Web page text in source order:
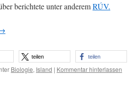
berichtete unter anderemRÚV.
teilen teilen
Biologie, Island | Kommentar hinterlassen